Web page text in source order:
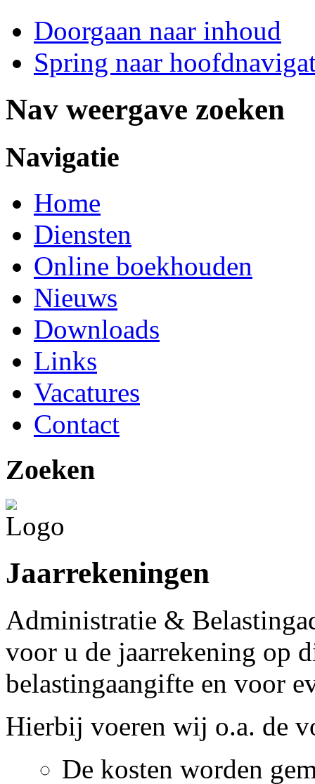
Doorgaan naar inhoud
Spring naar
Nav weergave zoeken
Navigatie
Home
Diensten
Online boekhouden
Nieuws
Downloads
Links
Vacatures
Contact
Zoeken
Jaarrekeningen
Administratie &
voor u de jaarrekening op
belastingaangifte en voor
Hierbij voeren wij o.a. de
De kosten worden